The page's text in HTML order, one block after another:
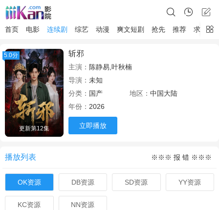
首页 电影 连续剧 综艺 动漫 爽文短剧 抢先 推荐 求片
5.0分
更新第12集
斩邪
主演： 陈静易,叶秋楠
导演： 未知
分类： 国产 地区： 中国大陆
年份： 2026
立即播放
播放列表 ※※※ 报 错 ※※※
OK资源 DB资源 SD资源 YY资源
KC资源 NN资源